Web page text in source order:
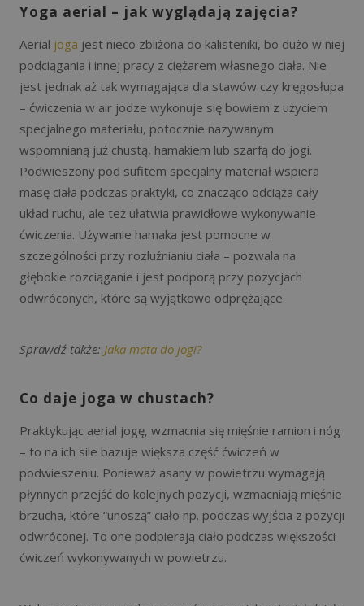
Yoga aerial – jak wyglądają zajęcia?
Aerial joga jest nieco zbliżona do kalisteniki, bo dużo w niej
podciągania i innej pracy z ciężarem własnego ciała. Nie
jest jednak aż tak wymagająca dla stawów czy kręgosłupa
– ćwiczenia w air jodze wykonuje się bowiem z użyciem
specjalnego materiału, potocznie nazywanym
wspomnianą już chustą, hamakiem lub szarfą do jogi.
Podwieszony pod sufitem specjalny materiał wspiera
masę ciała podczas praktyki, co znacząco odciąża cały
układ ruchu, ale też ułatwia prawidłowe wykonywanie
ćwiczenia. Używanie hamaka jest pomocne w
szczególności przy rozluźnianiu ciała – pozwala na
głębokie rozciąganie i jest podporą przy pozycjach
odwróconych, które są wyjątkowo odprężające.
Sprawdź także: Jaka mata do jogi?
Co daje joga w chustach?
Praktykując aerial jogę, wzmacnia się mięśnie ramion i nóg
– to na ich sile bazuje większa część ćwiczeń w
podwieszeniu. Ponieważ asany w powietrzu wymagają
płynnych przejść do kolejnych pozycji, wzmacniają mięśnie
brzucha, które “unoszą” ciało np. podczas wyjścia z pozycji
odwróconej. To one podpierają ciało podczas większości
ćwiczeń wykonywanych w powietrzu.